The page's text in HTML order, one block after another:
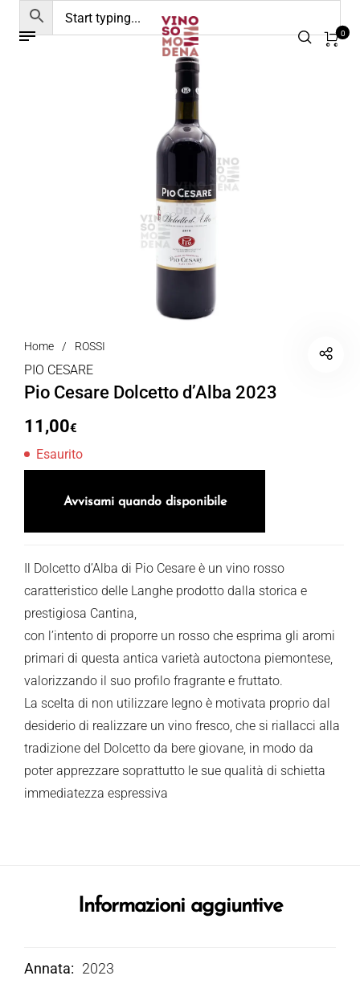
0
Home / ROSSI
PIO CESARE
Pio Cesare Dolcetto d’Alba 2023
11,00€
Esaurito
Avvisami quando disponibile
Il Dolcetto d’Alba di Pio Cesare è un vino rosso
caratteristico delle Langhe prodotto dalla storica e
prestigiosa Cantina,
con l’intento di proporre un rosso che esprima gli aromi
primari di questa antica varietà autoctona piemontese,
valorizzando il suo profilo fragrante e fruttato.
La scelta di non utilizzare legno è motivata proprio dal
desiderio di realizzare un vino fresco, che si riallacci alla
tradizione del Dolcetto da bere giovane, in modo da
poter apprezzare soprattutto le sue qualità di schietta
immediatezza espressiva
Informazioni aggiuntive
Annata 2023